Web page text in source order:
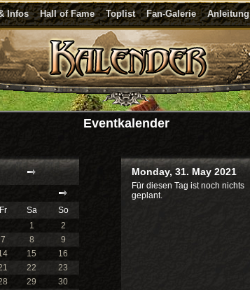
Infos Hall of Fame Toplist Fan-Galerie Anleitung
Eventkalender
Fr Sa
So
1
2
7 8
9
15
16
22
23
29
30
Monday, 31. May 2021
Für diesen Tag ist noch nichts
geplant.